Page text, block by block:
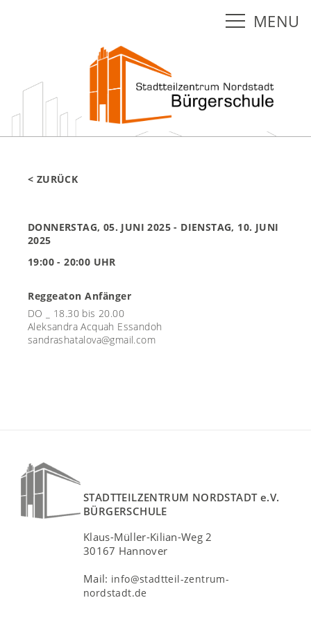
< ZURÜCK
DONNERSTAG, 05. JUNI 2025 - DIENSTAG, 10. JUNI
2025
19:00 - 20:00 UHR
Reggeaton Anfänger
DO _ 18.30 bis 20.00
Aleksandra Acquah Essandoh
sandrashatalova@gmail.com
STADTTEILZENTRUM NORDSTADT e.V.
BÜRGERSCHULE
Klaus-Müller-Kilian-Weg 2
30167 Hannover
Mail: info@stadtteil-zentrum-
nordstadt.de
MENU